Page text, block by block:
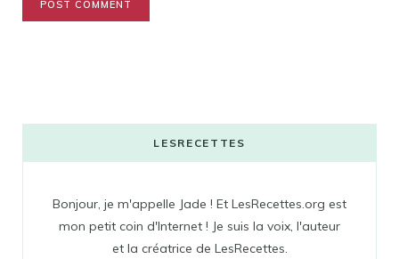
LESRECETTES
Bonjour, je m'appelle Jade ! Et LesRecettes.org est
mon petit coin d'Internet ! Je suis la voix, l'auteur
et la créatrice de LesRecettes.